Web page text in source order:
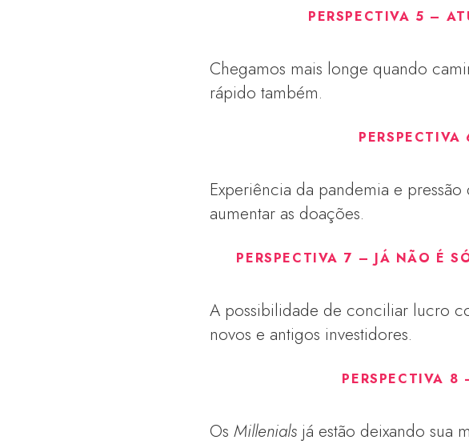
PERSPECTIVA 5 –
Chegamos mais longe quando
rápido também.
PERSPECTIVA
Experiência da pandemia e
aumentar as doações.
PERSPECTIVA 7 – JÁ NÃO É
A possibilidade de conciliar lucro
novos e antigos investidores.
PERSPECTIVA 8
OsMillenials já estão deixando sua